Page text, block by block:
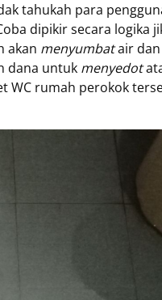
tahukah para
dipikir secara logika
akan menyumbatair
dana untuk menyedot
WC rumah perokok